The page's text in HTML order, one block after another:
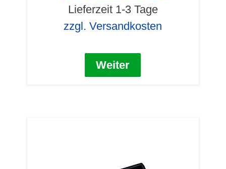
Lieferzeit 1-3 Tage
zzgl. Versandkosten
Weiter